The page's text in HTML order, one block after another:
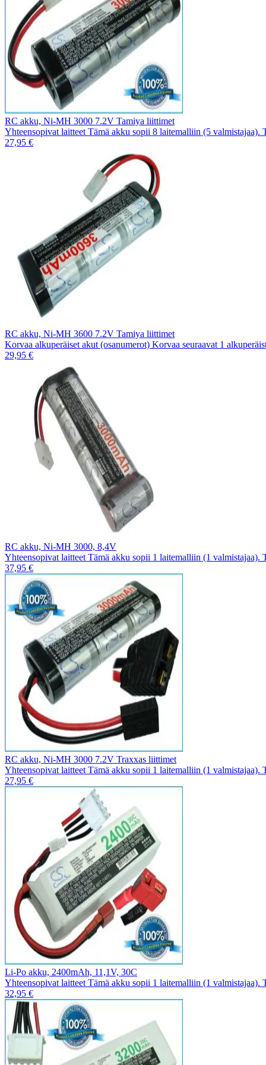
RC akku, Ni-MH 3000 7.2V Tamiya liittimet
Yhteensopivat laitteet Tämä akku sopii 8 laitemalliin (5 valmistajaa).
27,95 €
RC akku, Ni-MH 3600 7.2V Tamiya liittimet
Korvaa alkuperäiset akut (osanumerot) Korvaa seuraavat 1
29,95 €
RC akku, Ni-MH 3000, 8,4V
Yhteensopivat laitteet Tämä akku sopii 1 laitemalliin (1 valmistajaa).
37,95 €
RC akku, Ni-MH 3000 7.2V Traxxas liittimet
Yhteensopivat laitteet Tämä akku sopii 1 laitemalliin (1 valmistajaa).
27,95 €
Li-Po akku, 2400mAh, 11,1V, 30C
Yhteensopivat laitteet Tämä akku sopii 1 laitemalliin (1 valmistajaa).
32,95 €